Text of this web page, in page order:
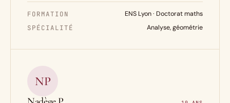
FORMATION ENS Lyon · Doctorat maths
SPÉCIALITÉ Analyse, géométrie
NP